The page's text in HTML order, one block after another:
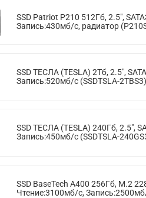
SSD Patriot P210 512Гб, 2.5",
Запись:430мб/с, радиатор
SSD ТЕСЛА (TESLA) 2Тб, 2.5",
Запись:520мб/с (SSDTSLA-2TBS3)
SSD ТЕСЛА (TESLA) 240Гб, 2.5",
Запись:450мб/с (SSDTSLA-
SSD BaseTech A400 256Гб, M.2
Чтение:3100мб/с,